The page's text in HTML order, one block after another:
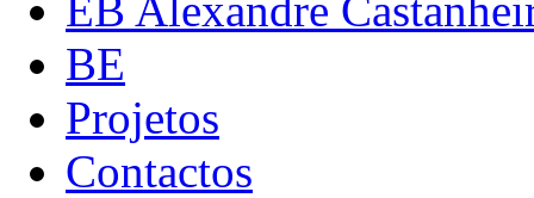
BE
Projetos
Contactos